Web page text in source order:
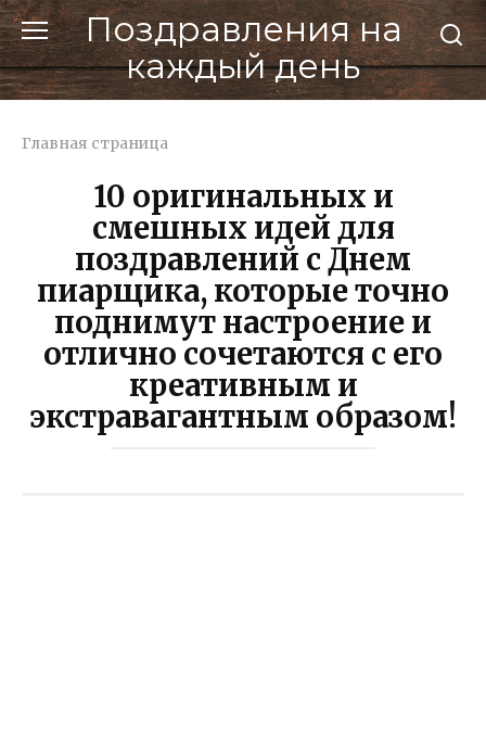
Перейти
к
контенту
Поздравления на
каждый день
Главная страница
10 оригинальных и
смешных идей для
поздравлений с Днем
пиарщика, которые точно
поднимут настроение и
отлично сочетаются с его
креативным и
экстравагантным образом!